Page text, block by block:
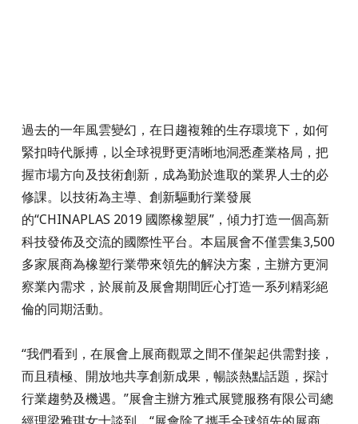
過去的一年風雲變幻，在日趨複雜的生存環境下，如何
緊扣時代脈搏，以全球視野更清晰地洞悉產業格局，把
握市場方向及技術創新，成為勤於進取的業界人士的必
修課。以技術為主導、創新驅動行業發展
的“CHINAPLAS 2019 國際橡塑展”，傾力打造一個高新
科技發佈及交流的國際性平台。本屆展會不僅雲集3,500
多家展商為橡塑行業帶來領先的解決方案，主辦方更洞
察業內需求，於展前及展會期間匠心打造一系列精彩絕
倫的同期活動。
“我們看到，在展會上展商觀眾之間不僅架起供需對接，
而且積極、開放地共享創新成果，暢談熱點話題，探討
行業趨勢及機遇。”展會主辦方雅式展覽服務有限公司總